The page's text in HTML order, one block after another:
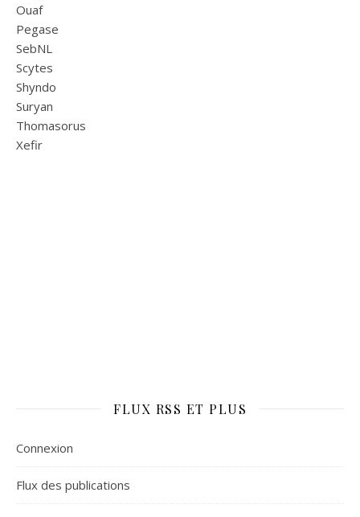
Ouaf
Pegase
SebNL
Scytes
Shyndo
Suryan
Thomasorus
Xefir
FLUX RSS ET PLUS
Connexion
Flux des publications